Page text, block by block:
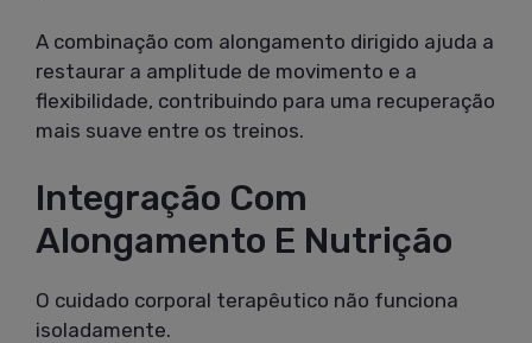
A combinação com alongamento dirigido ajuda a
restaurar a amplitude de movimento e a
flexibilidade, contribuindo para uma recuperação
mais suave entre os treinos.
Integração Com
Alongamento E Nutrição
O cuidado corporal terapêutico não funciona
isoladamente.